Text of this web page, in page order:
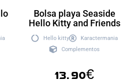
Bolsa playa Seaside
Hello Kitty and Friends
Hello kitty
Karactermania
Complementos
13.90€